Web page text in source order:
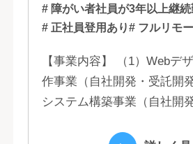
# 障がい者社員が3年以上継
# 正社員登用あり# フルリモ
【事業内容】 （1）Webデ
作事業（自社開発・受託開
システム構築事業（自社開